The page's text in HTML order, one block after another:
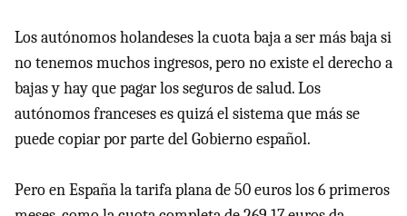
Los autónomos holandeses la cuota baja a ser más baja si
no tenemos muchos ingresos, pero no existe el derecho a
bajas y hay que pagar los seguros de salud. Los
autónomos franceses es quizá el sistema que más se
puede copiar por parte del Gobierno español.
Pero en España la tarifa plana de 50 euros los 6 primeros